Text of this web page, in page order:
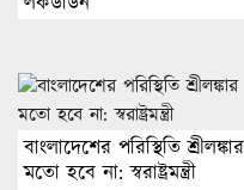
বাংলাদেশের পরিস্থিতি শ্রীলঙ্কার
মতো হবে না: স্বরাষ্ট্রমন্ত্রী